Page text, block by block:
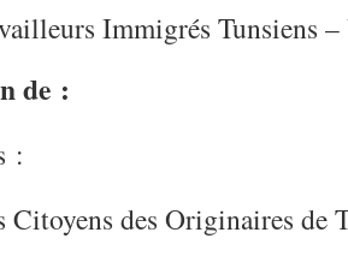
Immigrés Tunsiens
de :
:
Citoyens des Originaires de